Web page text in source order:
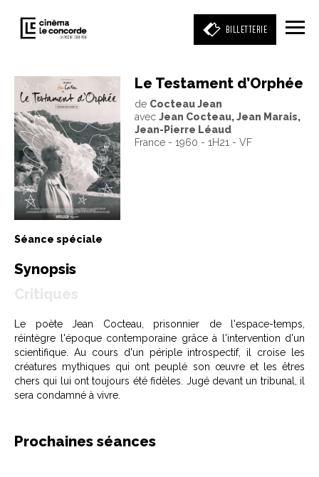
BILLETTERIE
Entrez votre mot clé
(film, réalisateur, acteur, événement)
Le Testament d’Orphée
de Cocteau Jean
avec Jean Cocteau, Jean Marais,
Jean-Pierre Léaud
France - 1960 - 1H21 - VF
Séance spéciale
Synopsis
Le poète Jean Cocteau, prisonnier de l'espace-temps,
réintègre l'époque contemporaine grâce à l'intervention d'un
scientifique. Au cours d'un périple introspectif, il croise les
créatures mythiques qui ont peuplé son œuvre et les êtres
chers qui lui ont toujours été fidèles. Jugé devant un tribunal, il
sera condamné à vivre.
Prochaines séances